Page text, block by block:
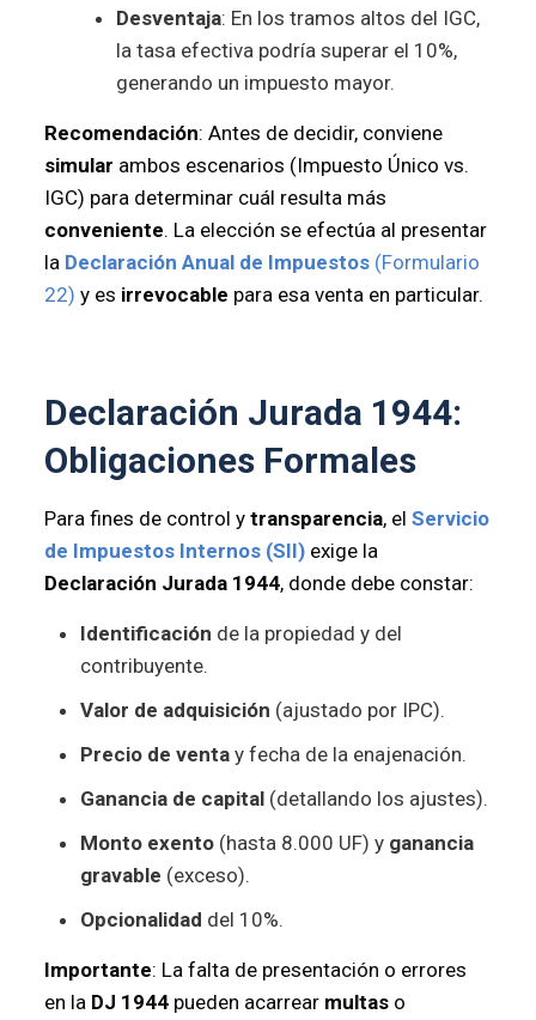
Desventaja: En los tramos altos del IGC,
la tasa efectiva podría superar el 10%,
generando un impuesto mayor.
Recomendación: Antes de decidir, conviene
simular ambos escenarios (Impuesto Único vs.
IGC) para determinar cuál resulta más
conveniente. La elección se efectúa al presentar
la Declaración Anual de Impuestos(Formulario
22) y es irrevocable para esa venta en particular.
Declaración Jurada 1944:
Obligaciones Formales
Para fines de control y transparencia, el Servicio
de Impuestos Internos (SII)exige la
Declaración Jurada 1944, donde debe constar:
Identificación de la propiedad y del
contribuyente.
Valor de adquisición (ajustado por IPC).
Precio de ventay fecha de la enajenación.
Ganancia de capital(detallando los ajustes).
Monto exento(hasta 8.000 UF) y ganancia
gravable (exceso).
Opcionalidad del 10%.
Importante: La falta de presentación o errores
en la DJ 1944pueden acarrear multaso